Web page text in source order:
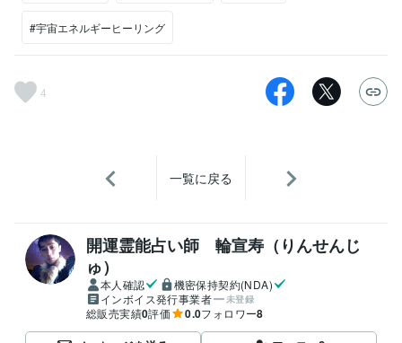
#宇宙エネルギーヒーリング
4
一覧に戻る
開運霊能占い師 輪宣寿（りんせんじ
ゅ）
本人確認
機密保持契約(NDA)
インボイス発行事業者
未登録
総販売実績0評価 0.0フォロワー8